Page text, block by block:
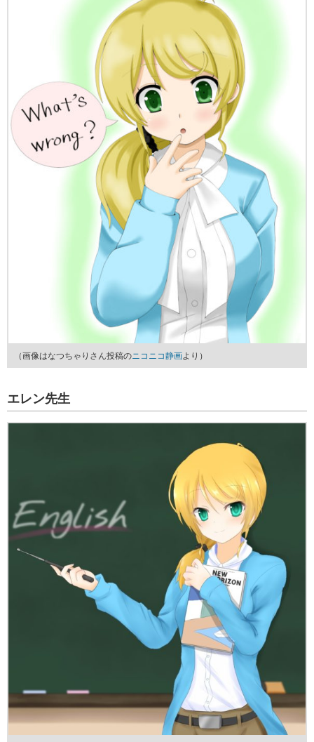
（画像はなつちゃりさん投稿のニコニコ静画より）
エレン先生